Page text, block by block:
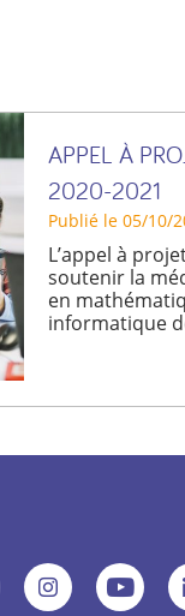
APPEL À
2020-2021
Publié le 05/10/
L’appel à
soutenir la
en
informatique
Voir
notre
Voir
notre